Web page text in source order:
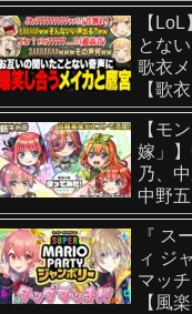
【
とな
歌衣
【歌
こ/あ
【モ
嫁」
乃、
中野
の孤
活躍
目！
｜モ
『 ス
ィ ジ
マッ
【風